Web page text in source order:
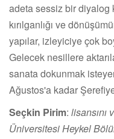
adeta sessiz bir diyalog
kırılganlığı ve
yapılar, izleyiciye çok
Gelecek nesillere
sanata dokunmak
Ağustos'a kadar
Seçkin Pirim: lisansını
Üniversitesi Heykel